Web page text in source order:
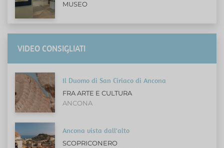
MUSEO
VIDEO CONSIGLIATI
Il Duomo di San Ciriaco di Ancona
FRA ARTE E CULTURA
ANCONA
Ancona vista dall'alto
SCOPRICONERO